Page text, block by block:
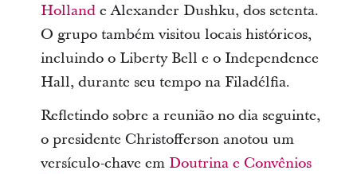
Hollande Alexander Dushku, dos setenta.
O grupo também visitou locais históricos,
incluindo o Liberty Bell e o Independence
Hall, durante seu tempo na Filadélfia.
Refletindo sobre a reunião no dia seguinte,
o presidente Christofferson anotou um
versículo-chave em Doutrina e Convênios